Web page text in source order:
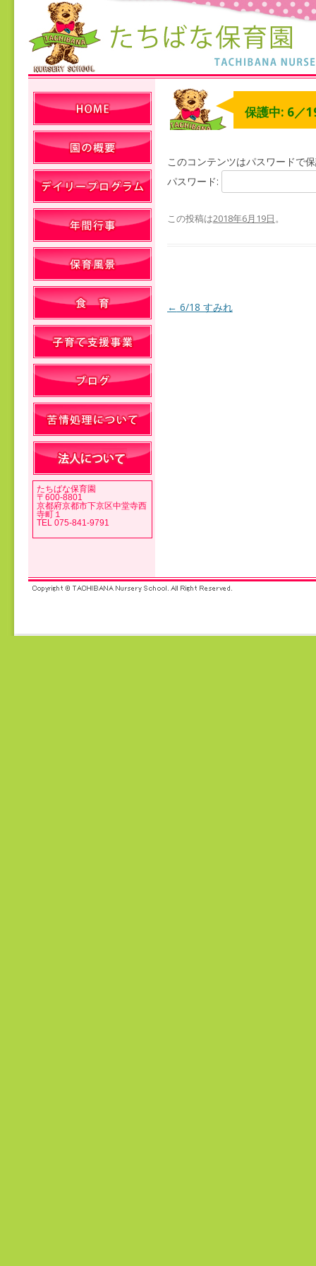
保護中: 6／
このコンテンツはパスワードで
パスワード:
この投稿は2018年6月19日。
投稿ナビゲーション
← 6/18 すみれ
たちばな保育園
〒600-8801
京都府京都市下京区中堂寺西
寺町１
TEL 075-841-9791